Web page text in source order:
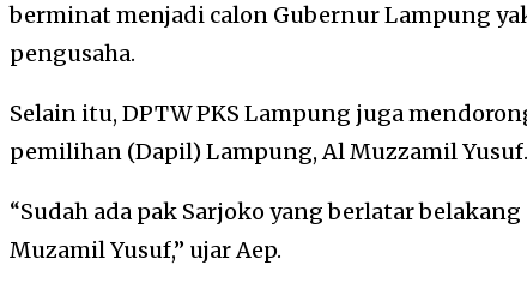
berminat menjadi calon Gubernur Lampung
pengusaha.
Selain itu, DPTW PKS Lampung juga
pemilihan (Dapil) Lampung, Al Muzzamil Yusuf.
“Sudah ada pak Sarjoko yang berlatar
Muzamil Yusuf,” ujar Aep.